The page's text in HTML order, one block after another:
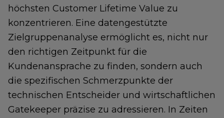
höchsten Customer Lifetime Value zu
konzentrieren. Eine datengestützte
Zielgruppenanalyse ermöglicht es, nicht nur
den richtigen Zeitpunkt für die
Kundenansprache zu finden, sondern auch
die spezifischen Schmerzpunkte der
technischen Entscheider und wirtschaftlichen
Gatekeeper präzise zu adressieren. In Zeiten